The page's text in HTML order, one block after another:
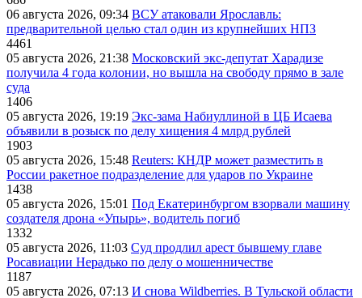
06 августа 2026, 09:34 ВСУ атаковали Ярославль:
предварительной целью стал один из крупнейших НПЗ
4461
05 августа 2026, 21:38 Московский экс-депутат Харадизе
получила 4 года колонии, но вышла на свободу прямо в зале
суда
1406
05 августа 2026, 19:19 Экс-зама Набиуллиной в ЦБ Исаева
объявили в розыск по делу хищения 4 млрд рублей
1903
05 августа 2026, 15:48 Reuters: КНДР может разместить в
России ракетное подразделение для ударов по Украине
1438
05 августа 2026, 15:01 Под Екатеринбургом взорвали машину
создателя дрона «Упырь», водитель погиб
1332
05 августа 2026, 11:03 Суд продлил арест бывшему главе
Росавиации Нерадько по делу о мошенничестве
1187
05 августа 2026, 07:13 И снова Wildberries. В Тульской области